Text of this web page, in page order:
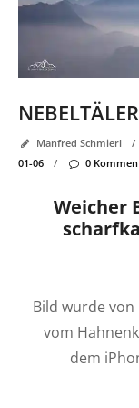
NEBELTÄLER
Manfred Schmierl /
01-06
/ 0
Weicher
Bild wurde
vom
dem